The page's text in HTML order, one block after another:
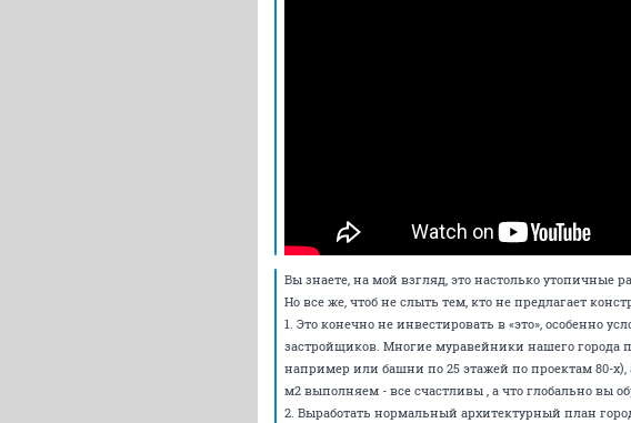
Вы знаете, на мой взгляд, это настолько утопичные
Но все же, чтоб не слыть тем, кто не предлагает
1. Это конечно не инвестировать в «это», особенно
застройщиков. Многие муравейники нашего города
например или башни по 25 этажей по проектам 80-х),
м2 выполняем - все счастливы , а что глобально вы
2. Выработать нормальный архитектурный план